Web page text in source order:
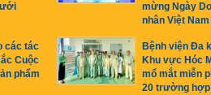
mừng Ngày
nhân Việt Nam
các tác
Cuộc
phẩm
Bệnh viện Đa
Khu vực Hóc
mổ mắt miễn
20 trường hợp